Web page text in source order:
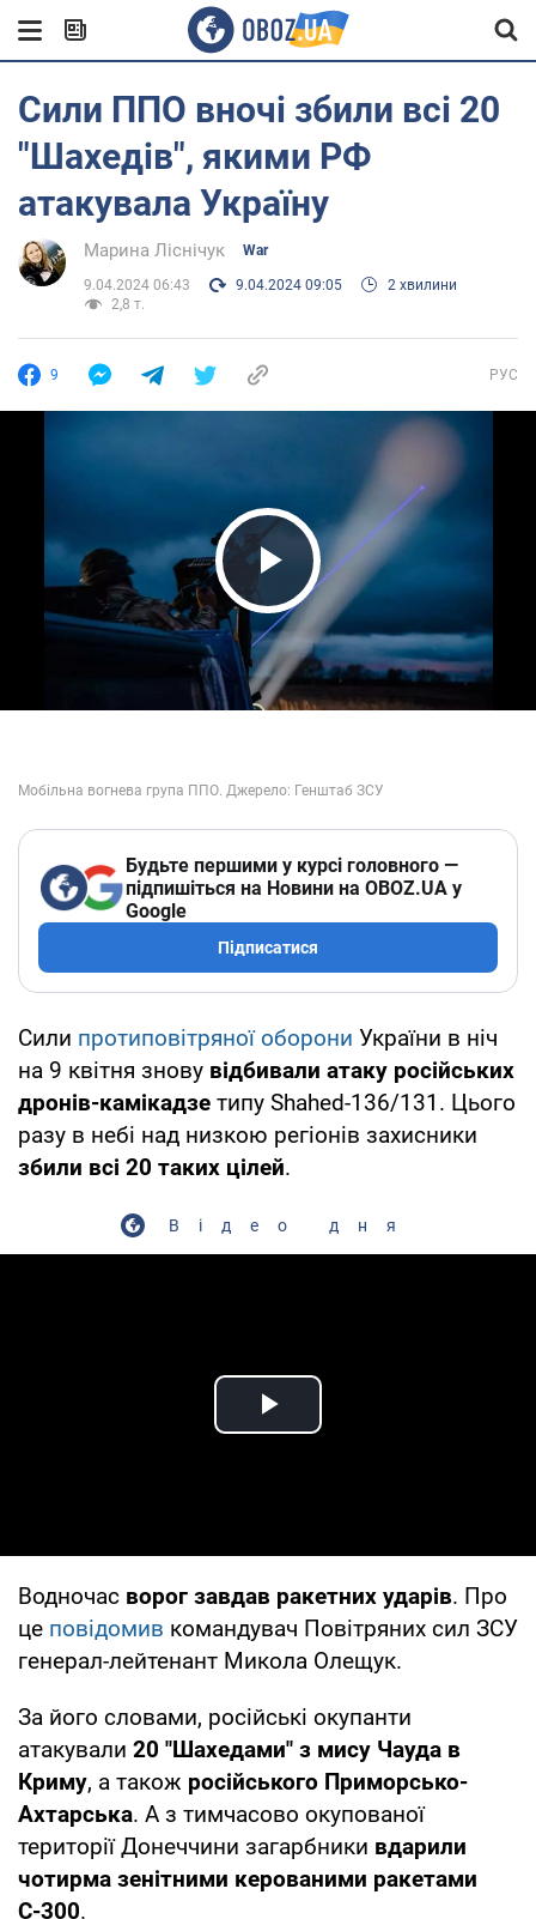
Сили ППО вночі збили всі 20
"Шахедів", якими РФ
атакувала Україну
Марина Ліснічук War
9.04.2024 06:43 9.04.2024 09:05
2 хвилини
2,8 т.
9 РУС
Play Video
Будьте першими у курсі головного —
підпишіться на Новини на OBOZ.UA у
Google
Підписатися
Сили протиповітряної оборони України в ніч
на 9 квітня знову відбивали атаку російських
дронів-камікадзе типу Shahed-136/131. Цього
разу в небі над низкою регіонів захисники
збили всі 20 таких цілей.
Відео дня
Play Video
Водночас ворог завдав ракетних ударів. Про
це повідомив командувач Повітряних сил ЗСУ
генерал-лейтенант Микола Олещук.
За його словами, російські окупанти
атакували 20 "Шахедами" з мису Чауда в
Криму, а також російського Приморсько-
Ахтарська. А з тимчасово окупованої
території Донеччини загарбники вдарили
чотирма зенітними керованими ракетами
С-300.